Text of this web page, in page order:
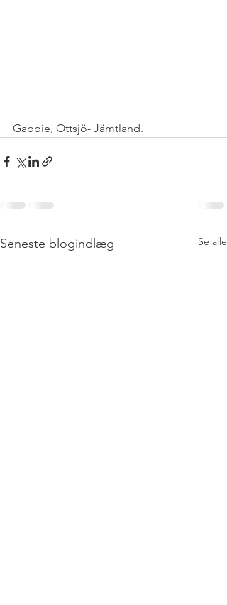
Gabbie, Ottsjö- Jämtland.
Seneste blogindlæg Se alle